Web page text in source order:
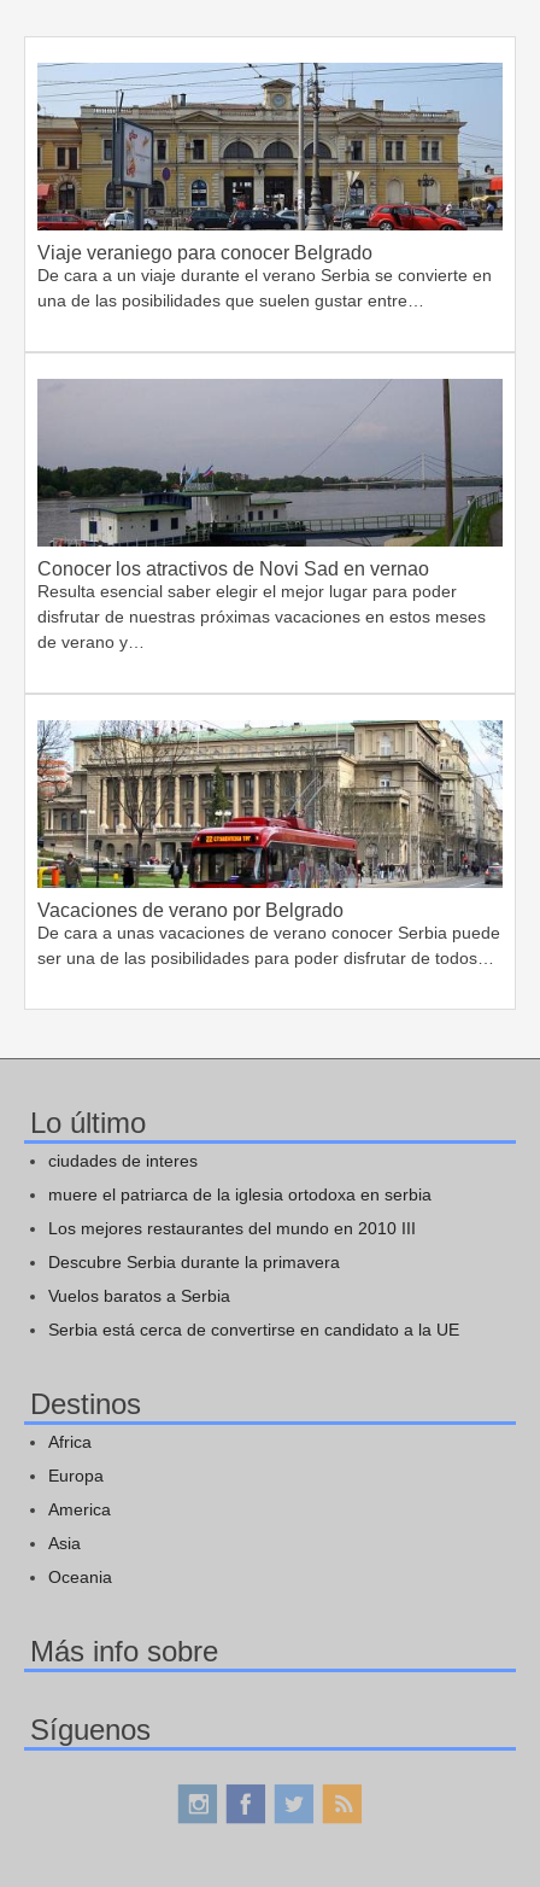
Viaje veraniego para conocer Belgrado
De cara a un viaje durante el verano Serbia se convierte en
una de las posibilidades que suelen gustar entre…
Conocer los atractivos de Novi Sad en vernao
Resulta esencial saber elegir el mejor lugar para poder
disfrutar de nuestras próximas vacaciones en estos meses
de verano y…
Vacaciones de verano por Belgrado
De cara a unas vacaciones de verano conocer Serbia puede
ser una de las posibilidades para poder disfrutar de todos…
Lo último
ciudades de interes
muere el patriarca de la iglesia ortodoxa en serbia
Los mejores restaurantes del mundo en 2010 III
Descubre Serbia durante la primavera
Vuelos baratos a Serbia
Serbia está cerca de convertirse en candidato a la UE
Destinos
Africa
Europa
America
Asia
Oceania
Más info sobre
Síguenos